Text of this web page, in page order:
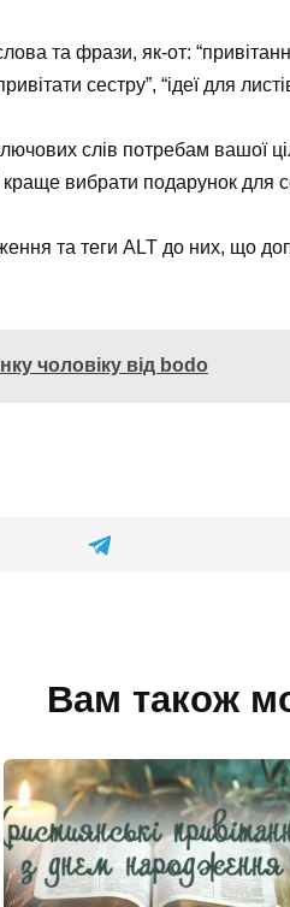
та фрази, як-от:
сестру”, “ідеї для
слів потребам вашої
вибрати подарунок для
та теги ALT до них, що
чоловіку від bodo
Вам також